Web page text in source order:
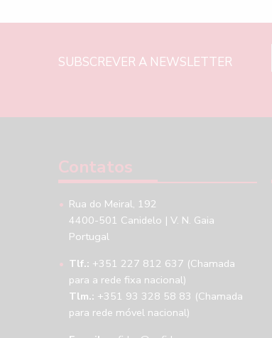
SUBSCREVER A NEWSLETTER
Contatos
Rua do Meiral, 192
4400-501 Canidelo | V. N. Gaia
Portugal
Tlf.: +351 227 812 637 (Chamada
para a rede fixa nacional)
Tlm.: +351 93 328 58 83 (Chamada
para rede móvel nacional)